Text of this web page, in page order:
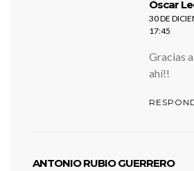
Óscar
30 DE
17:45
Gracias
ahí!!
ANTONIO RUBIO GUERREROdice: